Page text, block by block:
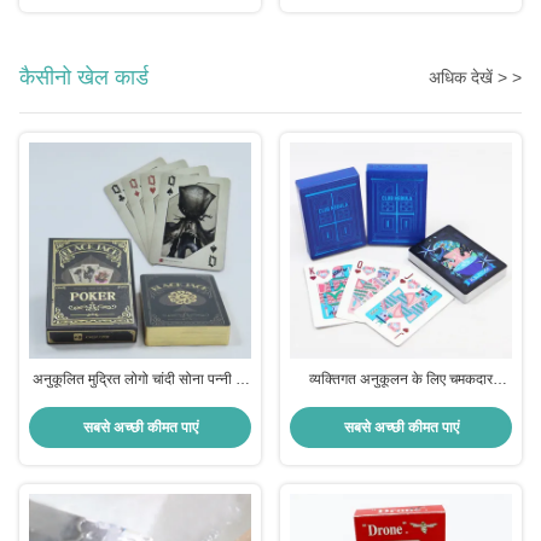
कैसीनो खेल कार्ड अधिक देखें > >
अनुकूलित मुद्रित लोगो चांदी सोना पन्नी AI
सबसे अच्छी कीमत पाएं
व्यक्तिगत अनुकूलन के लिए चमकदार
सबसे अच्छी कीमत पाएं